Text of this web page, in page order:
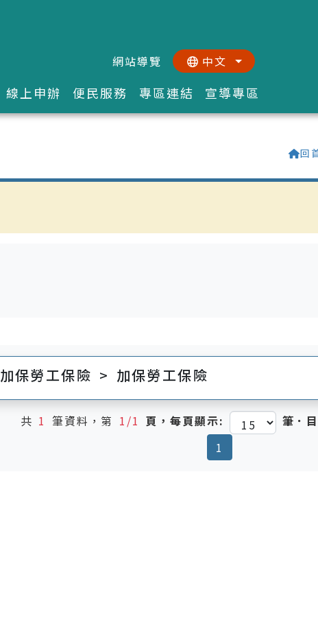
:::網站導覽 中文
線上申辦 便民服務 專區連結 宣導專區
回
加保勞工保險 > 加保勞工保險
共 1 筆資料，第 1/1 頁，每頁顯示: 筆．
1